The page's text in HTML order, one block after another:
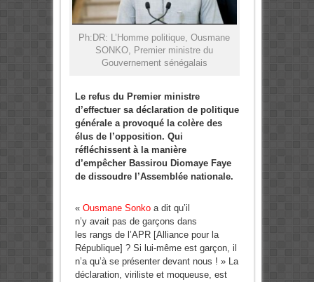
Ph:DR: L’Homme politique, Ousmane
SONKO, Premier ministre du
Gouvernement sénégalais
Le refus du Premier ministre
d’effectuer sa déclaration de politique
générale a provoqué la colère des
élus de l’opposition. Qui
réfléchissent à la manière
d’empêcher Bassirou Diomaye Faye
de dissoudre l’Assemblée nationale.
« Ousmane Sonkoa dit qu’il
n’y avaitpas de garçons dans
les rangs de l’APR [Alliance pour la
République] ? Si lui-même est garçon, il
n’a qu’à seprésenter devant nous ! » La
déclaration, virilisteet moqueuse, est